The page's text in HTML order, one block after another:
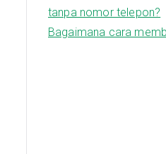
tanpa nomor telepon?
Bagaimana cara